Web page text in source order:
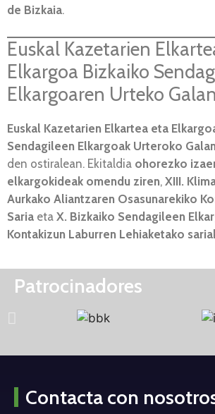
de Bizkaia.
Euskal Kazetarien
Elkargoa Bizkaiko
Elkargoaren Urteko
Euskal Kazetarien Elkartea eta
Sendagileen Elkargoak Urteroko Galan
den ostiralean. Ekitaldia ohorezko
elkargokideak omendu ziren, XIII.
Aurkako Aliantzaren Osasunarekiko
Saria eta X. Bizkaiko Sendagileen
Kontakizun Laburren Lehiaketako
Patrocinadores
Contacta con